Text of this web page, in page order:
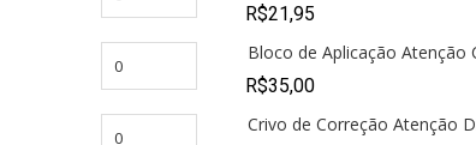
R$21,95
Bloco de Aplicação Atenção
R$35,00
Crivo de Correção Atenção